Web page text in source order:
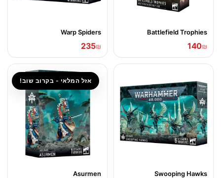
Battlefield Trophies
₪
140
Warp Spiders
₪
235
Swooping Hawks
אזל המלאי - בקרוב שוב!
Asurmen